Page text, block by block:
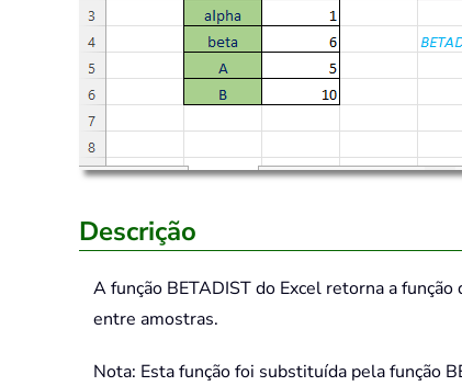
Descrição
A função BETADISTdo Excel retorna a
entre amostras.
Nota: Esta função foi substituída pela função